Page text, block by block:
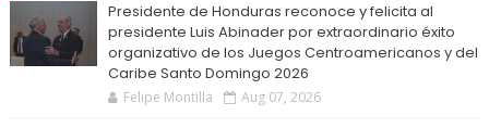
Presidente de Honduras reconoce y felicita al
presidente Luis Abinader por extraordinario éxito
organizativo de los Juegos Centroamericanos y del
Caribe Santo Domingo 2026
Felipe Montilla Aug 07, 2026